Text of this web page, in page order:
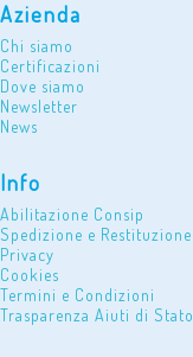
Azienda
Chi siamo
Certificazioni
Dove siamo
Newsletter
News
Info
Abilitazione Consip
Spedizione e Restituzione
Privacy
Cookies
Termini e Condizioni
Trasparenza Aiuti di Stato